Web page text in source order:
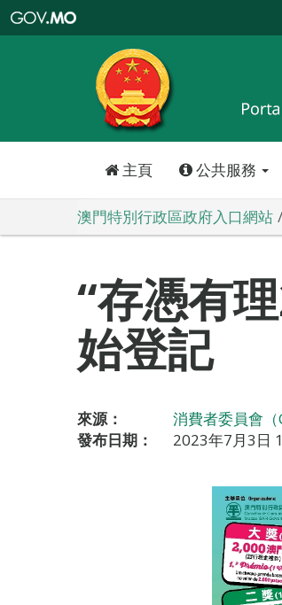
特
政
區
政
口
主頁 公共服務
澳門特別行政區政府入口網站
“存憑有
始登記
來源：
消費者委員會（
發布日期：
2023年7月3日